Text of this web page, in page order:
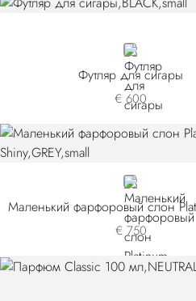
BLACK
Футляр для сигары
€ 600
GREY
€ 750